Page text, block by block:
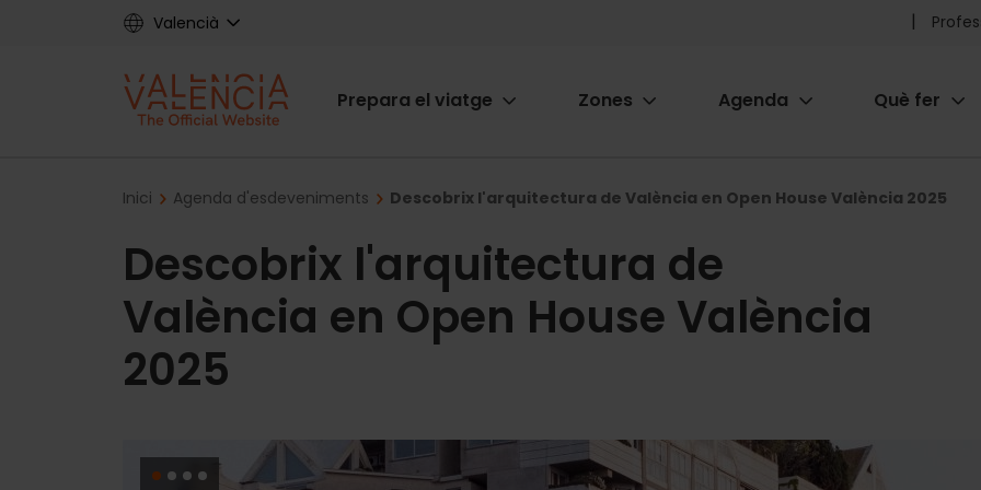
Valencià
Pre
Main
Prepara el viatge Zones Agenda Què fer
Breadcrumb
Inici Agenda d'esdeveniments Descobrix l'arquitectura de València en Open House València 2025
Descobrix l'arquitectura de
València en Open House València
2025